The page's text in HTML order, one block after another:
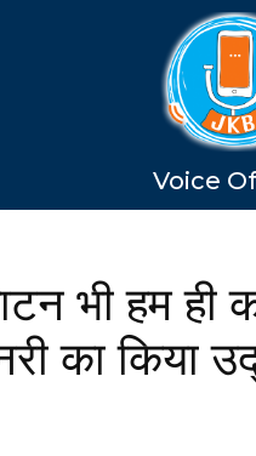
Voice
भी हम ही
का किया